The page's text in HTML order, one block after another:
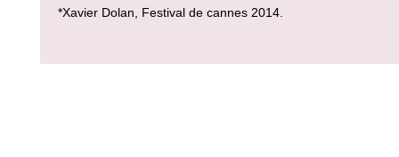
*Xavier Dolan, Festival de cannes 2014.